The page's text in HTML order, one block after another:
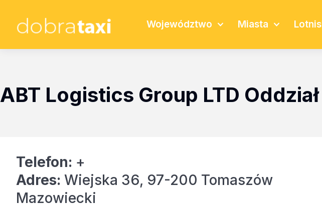
Województwo Miasta
ABT Logistics Group LTD
Telefon: +
Adres: Wiejska 36, 97-200 Tomaszów
Mazowiecki